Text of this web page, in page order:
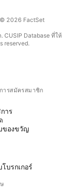
© 2026 FactSet
CUSIP Database ที่ให้
reserved.
ารสมัครสมาชิก
าร
ของขวัญ
โบรกเกอร์